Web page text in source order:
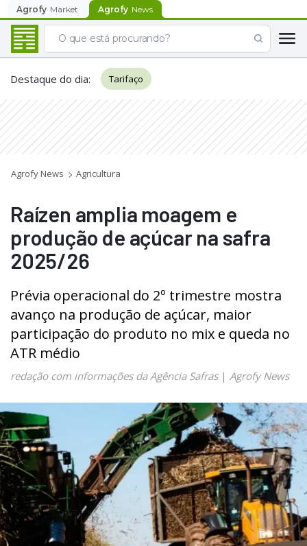
Agrofy Market Agrofy News
Destaque do dia: Tarifaço
Agrofy News Agricultura
Raízen amplia moagem e
produção de açúcar na safra
2025/26
Prévia operacional do 2º trimestre mostra
avanço na produção de açúcar, maior
participação do produto no mix e queda no
ATR médio
redação com informações da Agência Safras| Agrofy News